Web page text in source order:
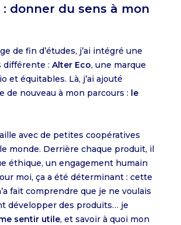
donner du sens à mon
de fin d’études, j’ai intégré une
différente : Alter Eco, une marque
et équitables. Là, j’ai ajouté
de nouveau à mon parcours : le
avec de petites coopératives
monde. Derrière chaque produit, il
éthique, un engagement humain
moi, ça a été déterminant : cette
fait comprendre que je ne voulais
développer des produits… je
sentir utile, et savoir à quoi mon